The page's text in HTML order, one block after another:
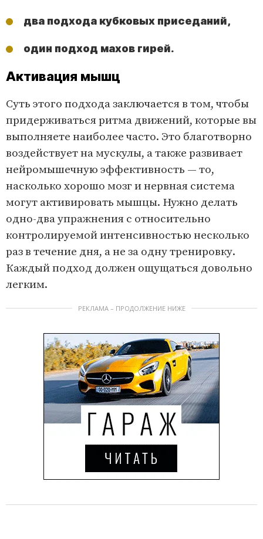
два подхода кубковых приседаний,
один подход махов гирей.
Активация мышц
Суть этого подхода заключается в том, чтобы
придерживаться ритма движений, которые вы
выполняете наиболее часто. Это благотворно
воздействует на мускулы, а также развивает
нейромышечную эффективность — то,
насколько хорошо мозг и нервная система
могут активировать мышцы. Нужно делать
одно-два упражнения с относительно
контролируемой интенсивностью несколько
раз в течение дня, а не за одну тренировку.
Каждый подход должен ощущаться довольно
легким.
РЕКЛАМА – ПРОДОЛЖЕНИЕ НИЖЕ